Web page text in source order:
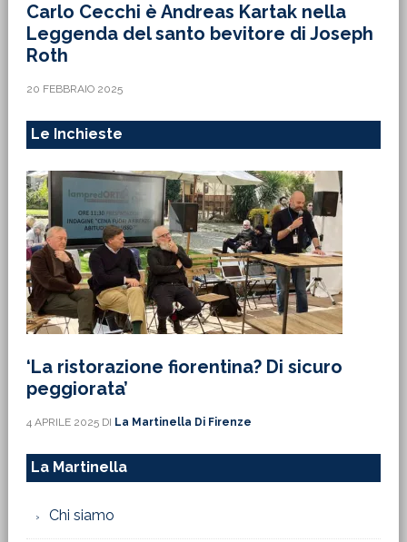
Carlo Cecchi è Andreas Kartak nella
Leggenda del santo bevitore di Joseph
Roth
20 FEBBRAIO 2025
Le Inchieste
‘La ristorazione fiorentina? Di sicuro
peggiorata’
4 APRILE 2025DI La Martinella Di Firenze
La Martinella
Chi siamo